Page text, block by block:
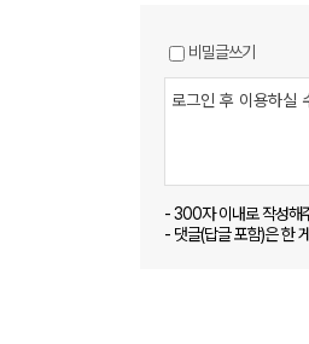
비밀글쓰기
- 300자 이내로 작성해
- 댓글(답글 포함)은 한